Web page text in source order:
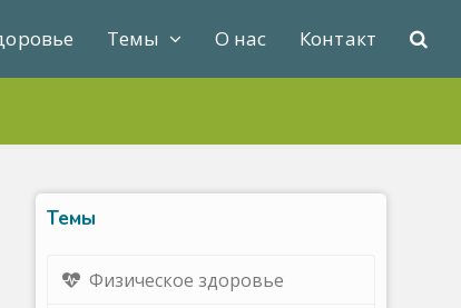
Темы О нас Контакт
Темы
Физическое здоровье